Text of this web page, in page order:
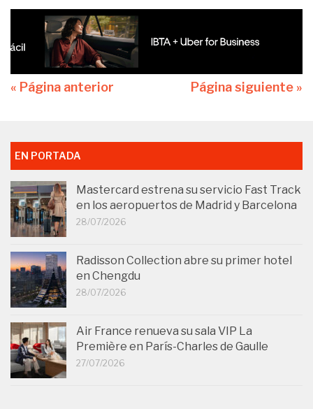
« Página anterior Página siguiente »
EN PORTADA
Mastercard estrena su servicio Fast Track
en los aeropuertos de Madrid y Barcelona
28/07/2026
Radisson Collection abre su primer hotel
en Chengdu
28/07/2026
Air France renueva su sala VIP La
Première en París-Charles de Gaulle
27/07/2026